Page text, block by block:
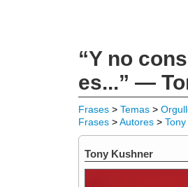
“Y no
es...” —
Frases > Temas >
Frases >Autores >
Tony Kushner